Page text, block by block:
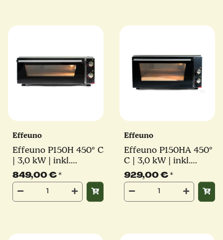
Effeuno
Effeuno P150H 450° C
| 3,0 kW | inkl.
Pizzastein | ⌀50 cm
Pizza | EASY Line
849,00 €*
Effeuno
Effeuno P150HA 450°
C | 3,0 kW | inkl.
Pizzastein | ⌀50 cm
Pizzen | EASY Line
929,00 €*